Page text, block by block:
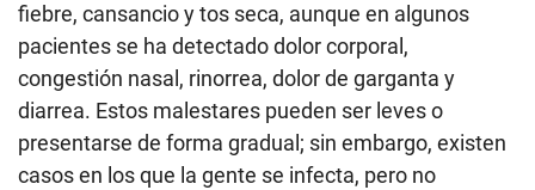
fiebre, cansancio y tos seca, aunque en algunos
pacientes se ha detectado dolor corporal,
congestión nasal, rinorrea, dolor de garganta y
diarrea. Estos malestares pueden ser leves o
presentarse de forma gradual; sin embargo, existen
casos en los que la gente se infecta, pero no